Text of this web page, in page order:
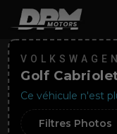
VOLKSWAGEN
Golf
Ce véhicule n'est
Filtres Photos